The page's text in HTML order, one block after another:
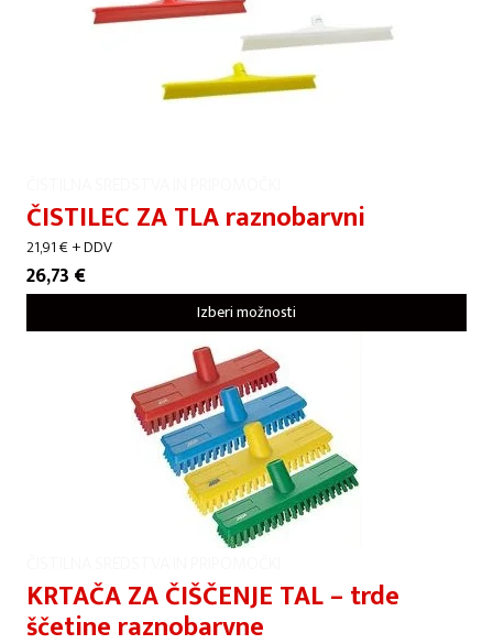
ČISTILEC ZA TLA raznobarvni
21,91€+ DDV
26,73 €
Izberi možnosti
KRTAČA ZA ČIŠČENJE TAL – trde
ščetine raznobarvne